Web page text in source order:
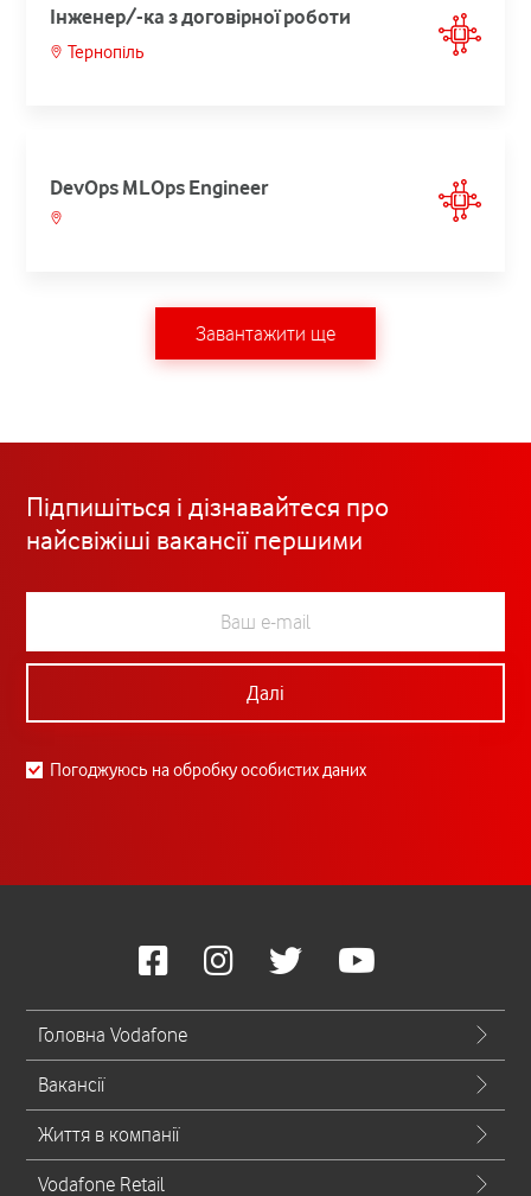
Інженер/-ка з договірної роботи
Тернопіль
DevOps MLOps Engineer
Завантажити ще
Підпишіться і дізнавайтеся про
найсвіжіші вакансії першими
Далі
Погоджуюсь на обробку особистих даних
Головна Vodafone
Вакансії
Життя в компанії
Vodafone Retail